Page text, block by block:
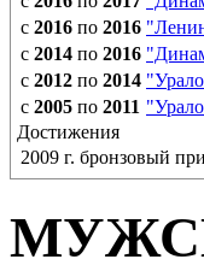
с 2016 по 2016
с 2014 по 2016
с 2012 по 2014
с 2005 по 2011
Достижения
2009 г. бронзовый